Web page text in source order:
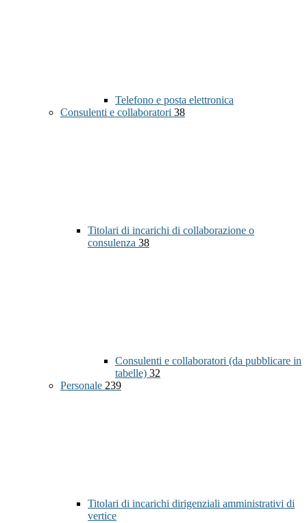
Telefono e posta elettronica
Consulenti e collaboratori 38
Titolari di incarichi di collaborazione o
consulenza 38
Consulenti e collaboratori (da pubblicare in
tabelle) 32
Personale 239
Titolari di incarichi dirigenziali amministrativi di
vertice